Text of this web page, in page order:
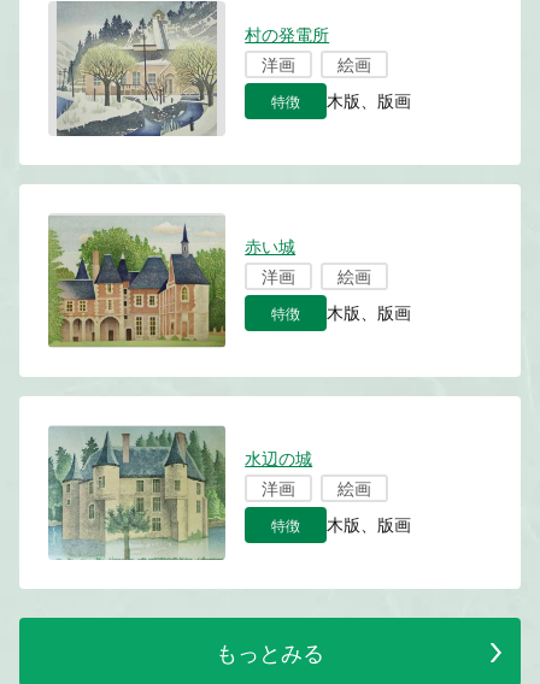
村の発電所
洋画
絵画
特徴 木版、版画
赤い城
洋画
絵画
特徴 木版、版画
水辺の城
洋画
絵画
特徴 木版、版画
もっとみる